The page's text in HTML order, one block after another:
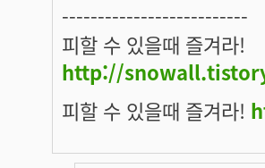
--------------------------
피할 수 있을때 즐겨라!
http://
피할 수 있을때 즐겨라!